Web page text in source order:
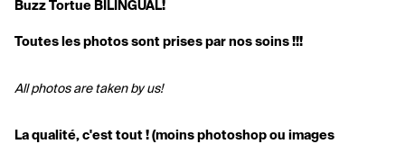
Buzz Tortue BILINGUAL!
Toutes les photos sont prises par nos soins !!!
All photos are taken by us!
La qualité, c'est tout ! (moins photoshop ou images